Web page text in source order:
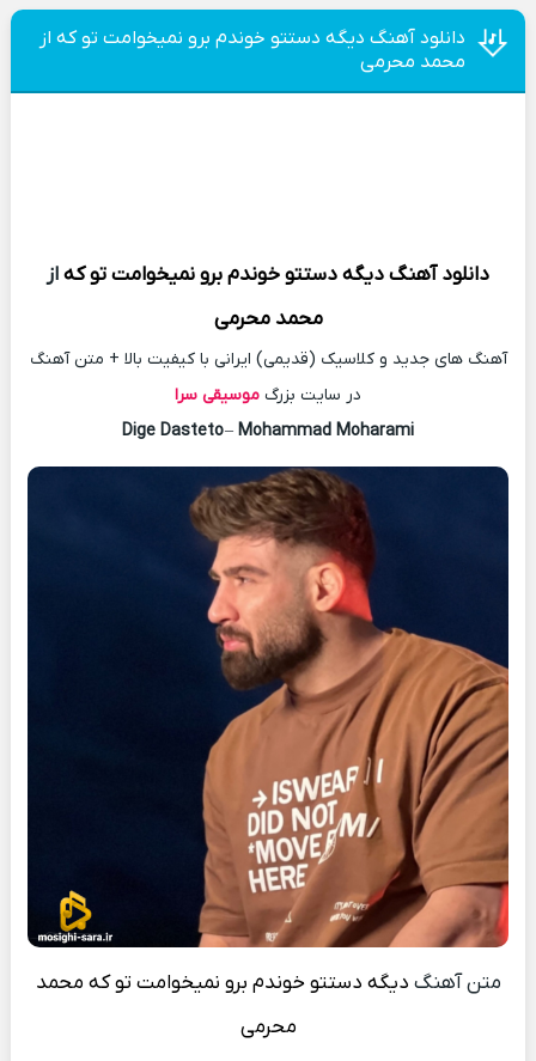
دانلود آهنگ دیگه دستتو خوندم برو نمیخوامت تو که از
محمد محرمی
دانلود آهنگدیگه دستتو خوندم برو نمیخوامت تو کهاز
محمد محرمی
آهنگ های جدید و کلاسیک (قدیمی) ایرانی با کیفیت بالا + متن آهنگ
در سایت بزرگ موسیقی سرا
Dige Dasteto– Mohammad Moharami
متن آهنگ دیگه دستتو خوندم برو نمیخوامت تو که محمد
محرمی